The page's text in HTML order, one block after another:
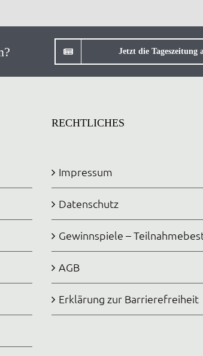
Jetzt die Tageszeitung
RECHTLICHES
Impressum
Datenschutz
Gewinnspiele –
AGB
Erklärung zur Barrierefreiheit